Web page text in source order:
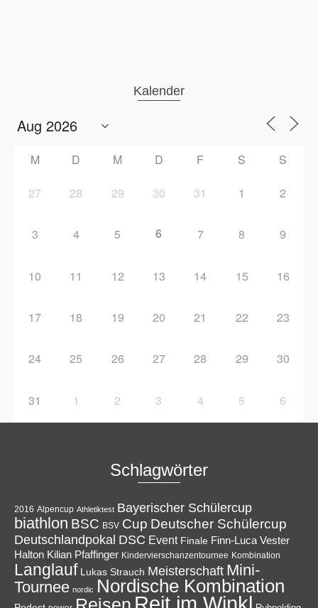
Kalender
M D M D F S S
27 28 29 30 31 1 2
3 4 5 6 7 8 9
10 11 12 13 14 15 16
17 18 19 20 21 22 23
24 25 26 27 28 29 30
31 1 2 3 4 5 6
Schlagwörter
2016 Alpencup Athletiktest Bayerischer Schülercup
biathlon BSC BSV Cup Deutscher Schülercup
Deutschlandpokal DSC Event Finale Finn-Luca Vester
Halton Kilian Pfaffinger Kindervierschanzentournee Kombination
Langlauf Lukas Strauch Meisterschaft Mini-
Tournee nordic Nordische Kombination